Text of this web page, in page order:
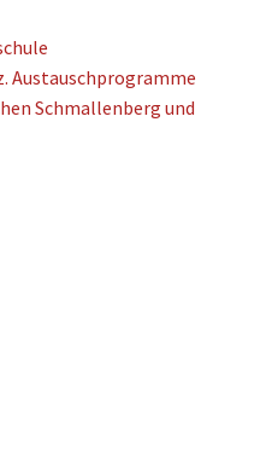
Austauschprogramme
Schmallenberg und